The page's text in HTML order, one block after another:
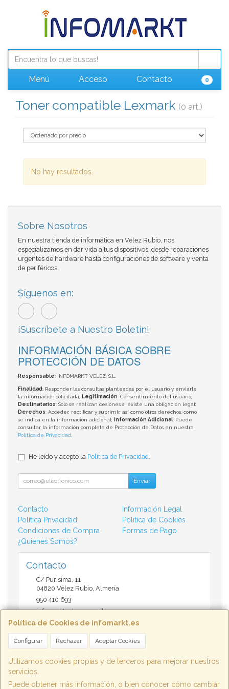
Menú Acceso Contacto 0
Toner compatible Lexmark (0 art.)
No hay resultados.
Política de Cookies de infomarkt.es
Configurar Rechazar Aceptar Cookies
Utilizamos cookies propias y de terceros para mejorar nuestros
servicios.
Puede obtener más información, o bien conocer cómo cambiar
Sobre Nosotros
En nuestra tienda de informática en Vélez Rubio, nos
especializamos en dar vida a tus dispositivos. desde reparaciones
urgentes de hardware hasta configuraciones de software y venta
de periféricos.
Síguenos en:
¡Suscríbete a Nuestro Boletín!
INFORMACIÓN BÁSICA SOBRE
PROTECCIÓN DE DATOS
Responsable: INFOMARKT VELEZ, S.L.
Finalidad: Responder las consultas planteadas por el usuario y enviarle
la información solicitada; Legitimación: Consentimiento del usuario;
Destinatarios: Solo se realizan cesiones si existe una obligación legal;
Derechos: Acceder, rectificar y suprimir, así como otros derechos, como
se indica en la información adicional;
Información Adicional: Puede
consultar la información completa de Protección de Datos en nuestra
Política de Privacidad
He leído y acepto la Política de Privacidad.
Enviar
Contacto
Información Legal
Política Privacidad
Política de Cookies
Condiciones de Compra
Formas de Pago
¿Quienes Somos?
Contacto
C/ Purisima, 11
04820 Vélez Rubio, Almería
950 410 693
infomarktvelez@gmail.com
Horario
9:30 a 14:00 y de 17:00 a 20:30